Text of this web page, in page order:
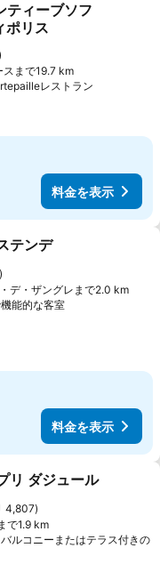
りに追加
ティーブソフ
ポリス
スまで19.7 km
レストラン
料金を表示
りに追加
テンデ
デ・ザングレまで2.0 km
能的な客室料金を表示
料金を表示
りに追加
リ ダジュール
4,807
で1.9 km
ルコニーまたはテラス付きの